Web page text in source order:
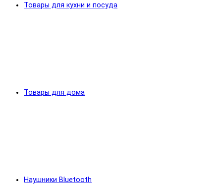
Товары для кухни и посуда
Товары для дома
Наушники Bluetooth